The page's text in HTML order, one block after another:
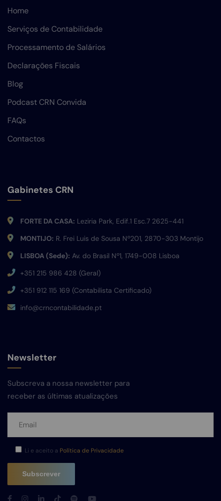
Home
Serviços de Contabilidade
Processamento de Salários
Declarações Fiscais
Blog
Podcast CRN Convida
FAQs
Contactos
Gabinetes CRN
FORTE DA CASA: Leziria Park, Edif.1 Esc.7 2625-441
MONTIJO: R. Frei Luis de Sousa Nº201, 2870-303 Montijo
LISBOA (Sede): Av. do Brasil Nº1, 1749-008 Lisboa
+351 215 986 428 (Geral)
+351 912 115 169 (Contabilista Certificado)
info@crncontabilidade.pt
Newsletter
Subscreva a nossa newsletter para
receber as últimas atualizações
Li e aceito a Política de Privacidade